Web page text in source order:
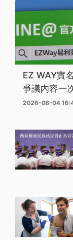
EZ WAY實
爭議內容一
2026-08-04